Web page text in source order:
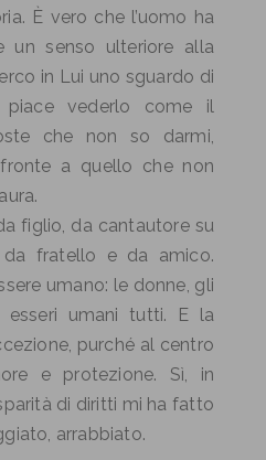
È vero che l’uomo ha
un senso ulteriore alla
in Lui uno sguardo di
vederlo come il
che non so darmi,
a quello che non
figlio, da cantautore su
fratello e da amico.
umano: le donne, gli
esseri umani tutti. E la
purché al centro
e protezione. Sì, in
di diritti mi ha fatto
arrabbiato.